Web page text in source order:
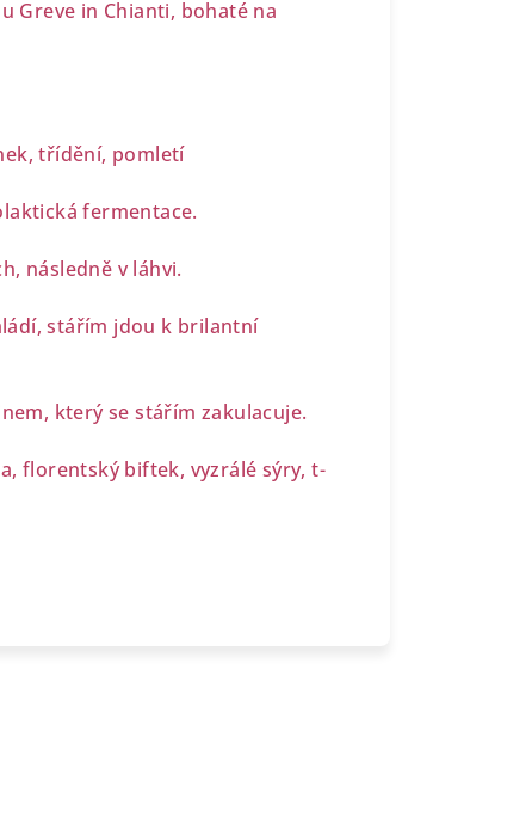
Greve in Chianti, bohaté na
třídění, pomletí
fermentace.
následně v láhvi.
stářím jdou k brilantní
který se stářím zakulacuje.
florentský biftek, vyzrálé sýry, t-